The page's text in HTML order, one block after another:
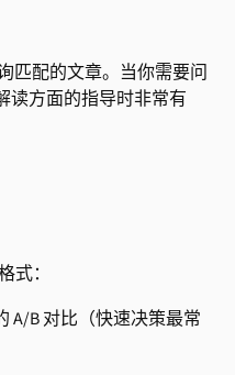
匹配的文章。当你需要问
读方面的指导时非常有
式：
A/B 对比（快速决策最常